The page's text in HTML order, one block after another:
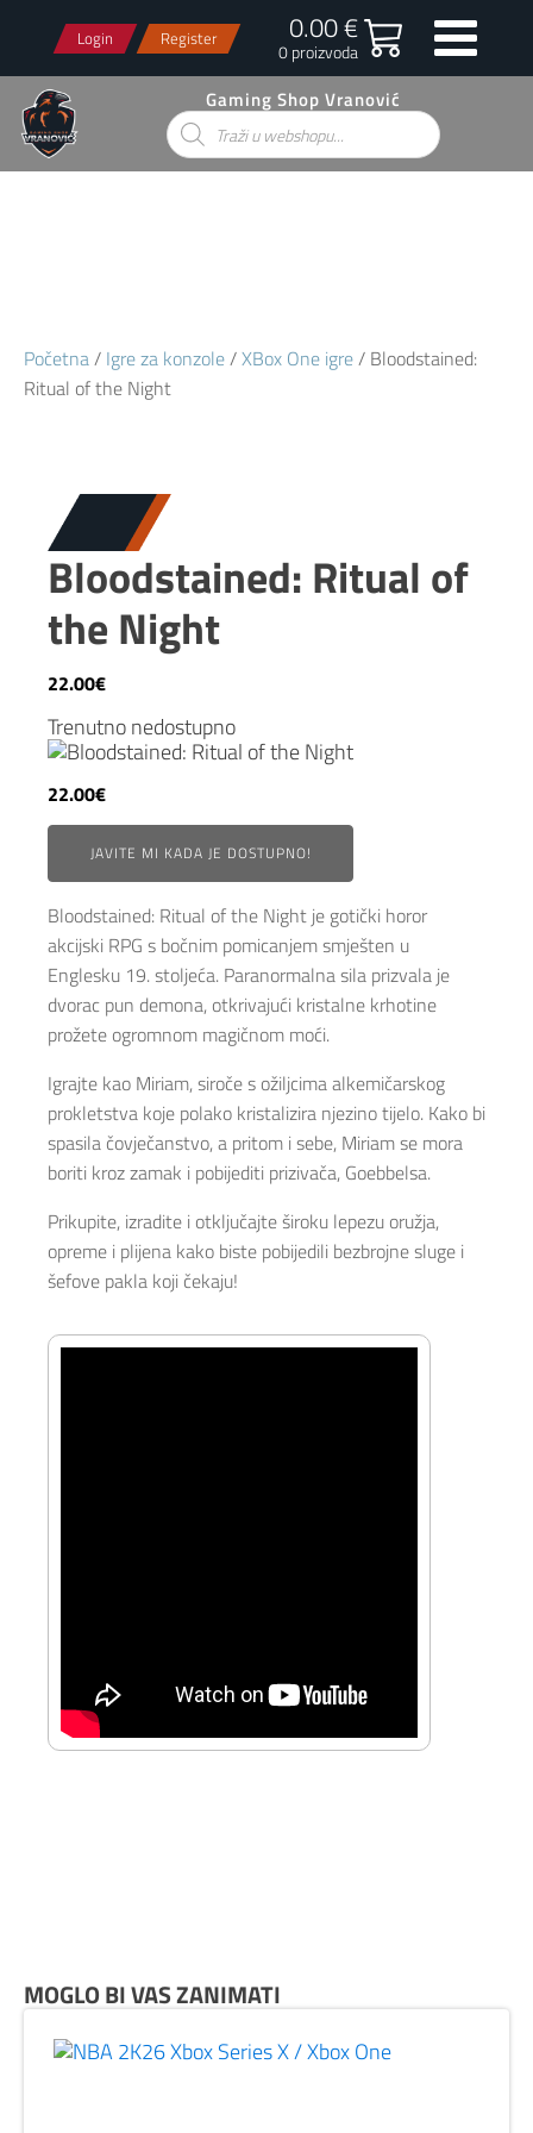
Login Register 0.00 €
0 proizvoda
Gaming Shop Vranović
Products
search
Početna/ Igre za konzole/XBox One igre/ Bloodstained:
Ritual of the Night
Bloodstained: Ritual of
the Night
22.00€
Trenutno nedostupno
22.00€
JAVITE MI KADA JE DOSTUPNO!
Bloodstained: Ritual of the Night je gotički horor
akcijski RPG s bočnim pomicanjem smješten u
Englesku 19. stoljeća. Paranormalna sila prizvala je
dvorac pun demona, otkrivajući kristalne krhotine
prožete ogromnom magičnom moći.
Igrajte kao Miriam, siroče s ožiljcima alkemičarskog
prokletstva koje polako kristalizira njezino tijelo. Kako bi
spasila čovječanstvo, a pritom i sebe, Miriam se mora
boriti kroz zamak i pobijediti prizivača, Goebbelsa.
Prikupite, izradite i otključajte široku lepezu oružja,
opreme i plijena kako biste pobijedili bezbrojne sluge i
šefove pakla koji čekaju!
MOGLO BI VAS ZANIMATI